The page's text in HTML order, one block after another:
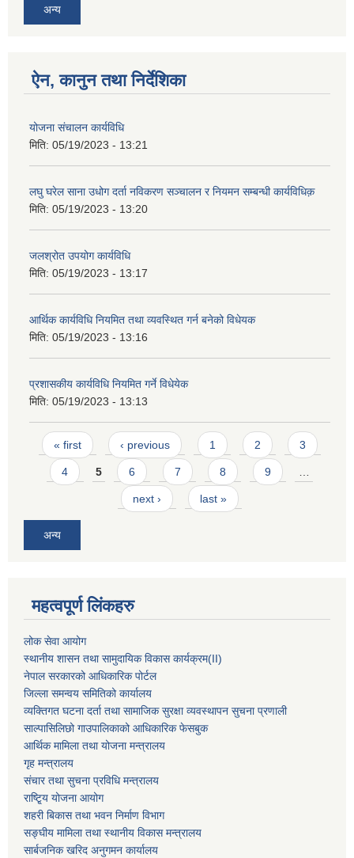
अन्य
ऐन, कानुन तथा निर्देशिका
योजना संचालन कार्यविधि
मिति: 05/19/2023 - 13:21
लघु घरेल साना उधोग दर्ता नविकरण सञ्चालन र नियमन सम्बन्धी कार्यविधिक़
मिति: 05/19/2023 - 13:20
जलश्रोत उपयोग कार्यविधि
मिति: 05/19/2023 - 13:17
आर्थिक कार्यविधि नियमित तथा व्यवस्थित गर्न बनेको विधेयक
मिति: 05/19/2023 - 13:16
प्रशासकीय कार्यविधि नियमित गर्ने विधेयेक
मिति: 05/19/2023 - 13:13
Pages
« first ‹ previous 1 2 3
4 5 6 7 8 9
next › last »
अन्य
महत्वपूर्ण लिंकहरु
लोक सेवा आयोग
स्थानीय शासन तथा सामुदायिक विकास कार्यक्रम(II)
नेपाल सरकारको आधिकारिक पोर्टल
जिल्ला समन्वय समितिको कार्यालय
व्यक्तिगत घटना दर्ता तथा सामाजिक सुरक्षा व्यवस्थापन सुचना प्रणाली
साल्पासिलिछो गाउपालिकाको आधिकारिक फेसबुक
आर्थिक मामिला तथा योजना मन्त्रालय
गृह मन्त्रालय
संचार तथा सुचना प्रविधि मन्त्रालय
राष्टि्ृय योजना आयोग
शहरी बिकास तथा भवन निर्माण विभाग
सङ्घीय मामिला तथा स्थानीय विकास मन्त्रालय
सार्बजनिक खरिद अनुगमन कार्यालय